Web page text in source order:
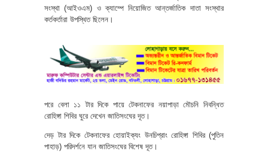
সংস্থা (আইওএম) ও ক্যাম্পে নিয়োজিত আন্তর্জাতিক দাতা সংস্থার
কর্তকর্তারা উপস্থিত ছিলেন।
পরে বেলা ১১ টার দিকে পায়ে টেকনাফের নয়াপাড়া মৌচনি নিবন্ধিত
রোহিঙ্গা শিবির ঘুরে দেখেন জাতিসংঘের দূত।
দেড় টার দিকে টেকনাফের হোয়াইক্যং উনচিপ্রাং রোহিঙ্গা শিবির (পুতিন
পাহাড়) পরিদর্শনে যান জাতিসংঘের বিশেষ দূত।